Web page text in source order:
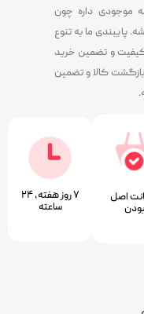
موجودی داره چون
پایبندی ما به تنوع
و تضمین خرید
۷ روز ضمانت بازگشت کالا و تضمین
اﺻﻞ
ﺑﻮدن
۷ روز ﻫﻔﺘﻪ، ۲۴
ﺳﺎﻋﺘﻪ